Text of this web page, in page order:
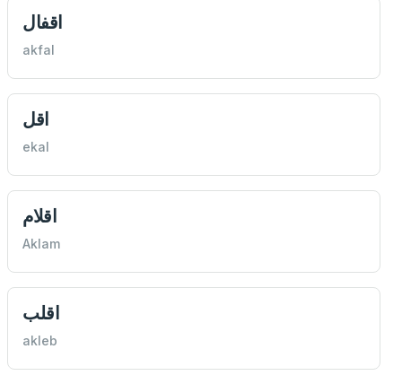
اقفال
akfal
اقل
ekal
اقلام
Aklam
اقلب
akleb